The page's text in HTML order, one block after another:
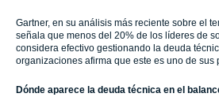
Gartner, en su análisis más reciente sobre el
señala que menos del 20% de los líderes de
considera efectivo gestionando la deuda
organizaciones afirma que este es uno de sus
Dónde aparece la deuda técnica en el